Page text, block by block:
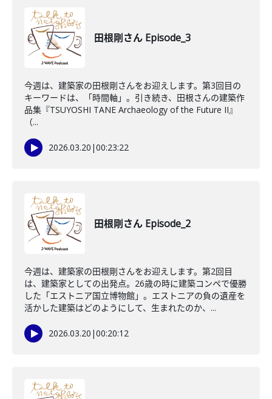
田根剛さん Episode_3
今週は、建築家の田根剛さんをお迎えします。第3回目の
キーワードは、「時間軸」。引き続き、田根さんの建築作
品集『TSUYOSHI TANE Archaeology of the Future II』
（...
2026.03.20 |00:23:22
田根剛さん Episode_2
今週は、建築家の田根剛さんをお迎えします。第2回目
は、建築家としての出発点。26歳の時に建築コンペで優勝
した「エストニア国立博物館」。エストニアの負の遺産を
活かした建築はどのようにして、生まれたのか、...
2026.03.20 |00:20:12